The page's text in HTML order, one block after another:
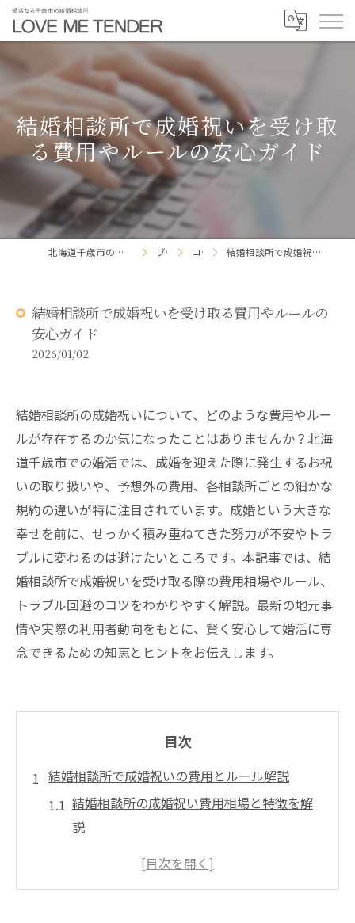
結婚相談所で成婚祝いを受け取
る費用やルールの安心ガイド
北海道千歳市の結婚相談所ならLOVE ME TENDER ブログ コラム 結婚相談所で成婚祝いを受け取る費用やルールの安心ガイド
結婚相談所で成婚祝いを受け取る費用やルールの
安心ガイド
2026/01/02
結婚相談所の成婚祝いについて、どのような費用やルー
ルが存在するのか気になったことはありませんか？北海
道千歳市での婚活では、成婚を迎えた際に発生するお祝
いの取り扱いや、予想外の費用、各相談所ごとの細かな
規約の違いが特に注目されています。成婚という大きな
幸せを前に、せっかく積み重ねてきた努力が不安やトラ
ブルに変わるのは避けたいところです。本記事では、結
婚相談所で成婚祝いを受け取る際の費用相場やルール、
トラブル回避のコツをわかりやすく解説。最新の地元事
情や実際の利用者動向をもとに、賢く安心して婚活に専
念できるための知恵とヒントをお伝えします。
目次
結婚相談所で成婚祝いの費用とルール解説
結婚相談所の成婚祝い費用相場と特徴を解
説
成婚祝いを受け取る際の結婚相談所ルール